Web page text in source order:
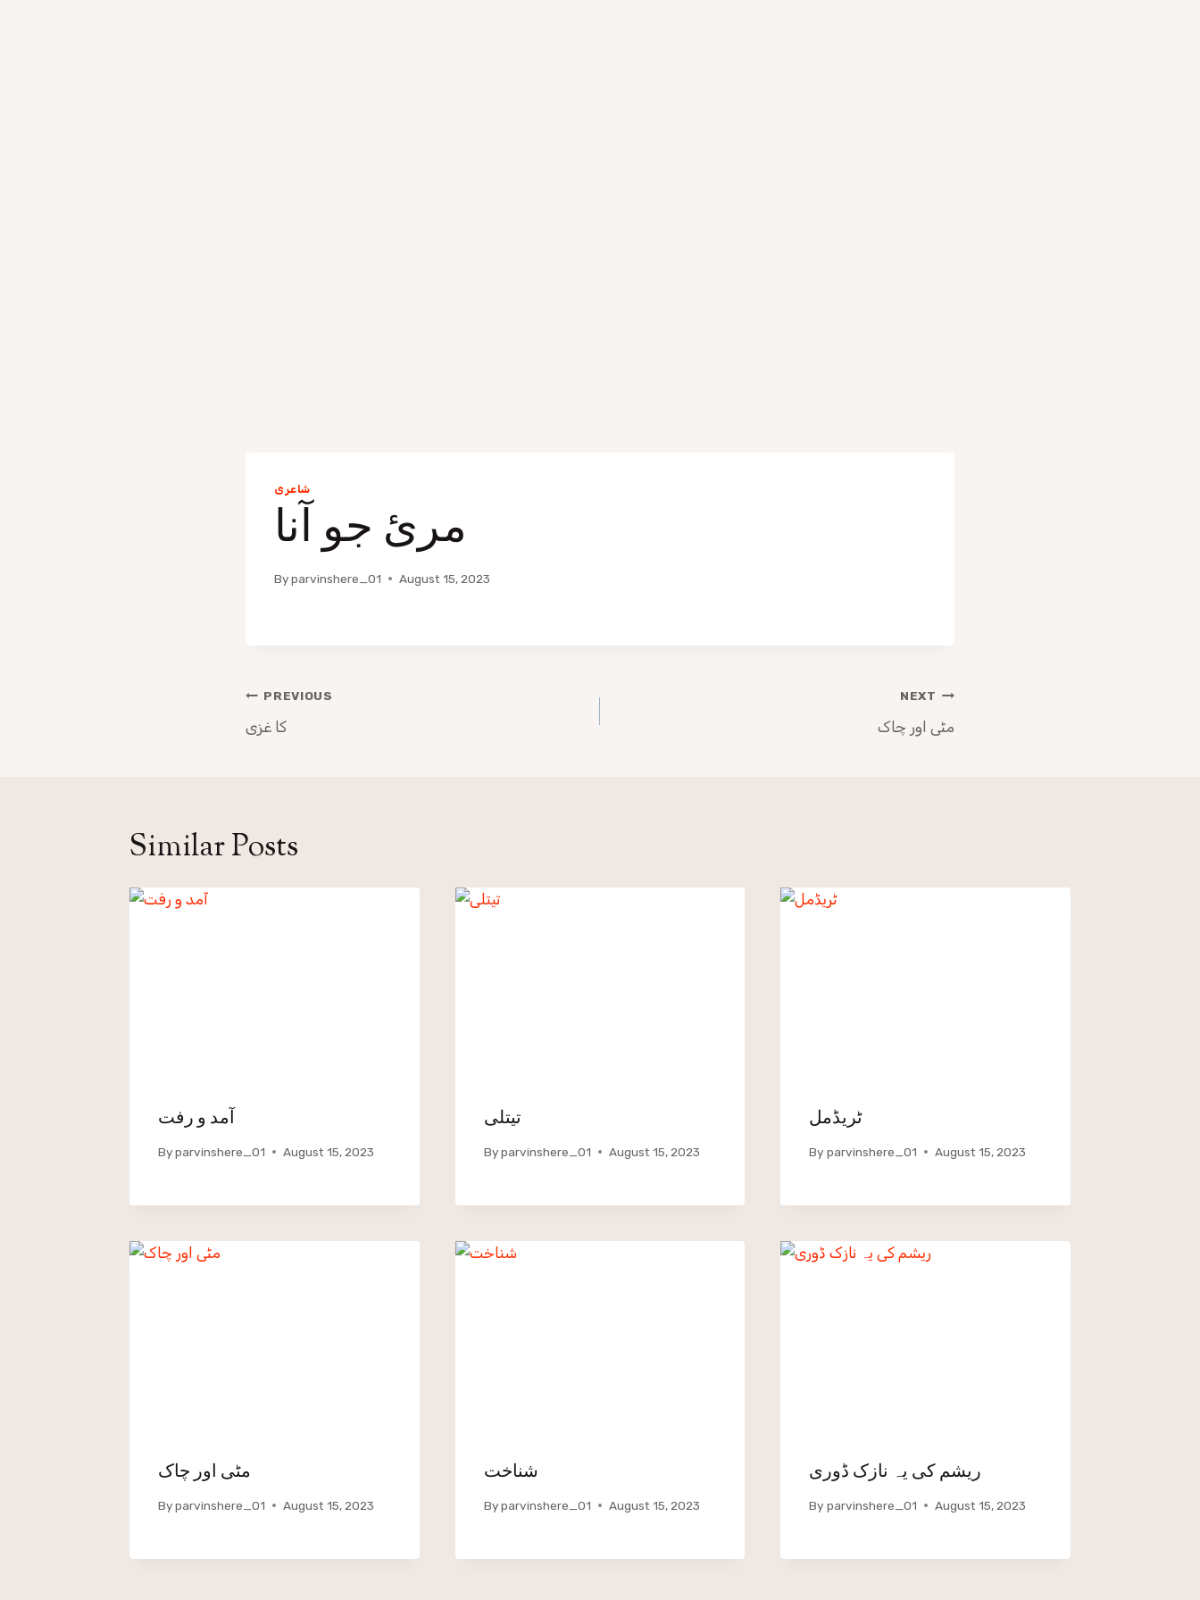
شاعری
مرئ جو آنا
Byparvinshere_01 August 15, 2023
PREVIOUS
کا غزی
NEXT
مٹی اور چاک
Similar Posts
آمد و رفت
Byparvinshere_01 August 15, 2023
تیتلی
By parvinshere_01 August 15, 2023
ٹریڈمل
By parvinshere_01 August 15, 2023
مٹی اور چاک
Byparvinshere_01 August 15, 2023
شناخت
By parvinshere_01 August 15, 2023
ریشم کی یہ نازک ڈوری
By parvinshere_01 August 15, 2023